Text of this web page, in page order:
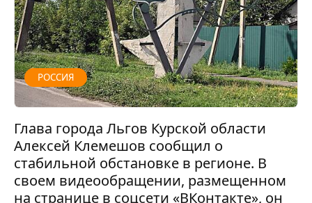
РОССИЯ
Глава города Льгов Курской области
Алексей Клемешов сообщил о
стабильной обстановке в регионе. В
своем видеообращении, размещенном
на странице в соцсети «ВКонтакте», он